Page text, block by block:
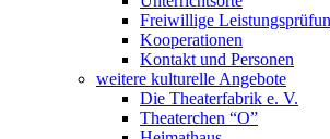
Freiwillige
Kooperationen
Kontakt und Personen
weitere kulturelle Angebote
Die Theaterfabrik e. V.
Theaterchen “O”